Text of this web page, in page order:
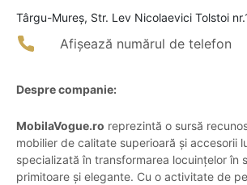
Târgu-Mureş, Str. Lev Nicolaevici Tolstoi
Afișează numărul de telefon
Despre companie:
MobilaVogue.ro reprezintă o sursă
mobilier de calitate superioară și accesorii
specializată în transformarea locuințelor în
primitoare și elegante. Cu o activitate de